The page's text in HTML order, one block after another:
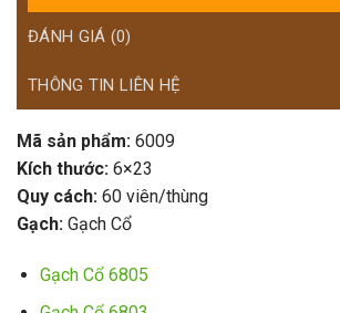
ĐÁNH GIÁ (0)
THÔNG TIN LIÊN HỆ
Mã sản phẩm: 6009
Kích thước: 6×23
Quy cách: 60 viên/thùng
Gạch: Gạch Cổ
Gạch Cổ 6805